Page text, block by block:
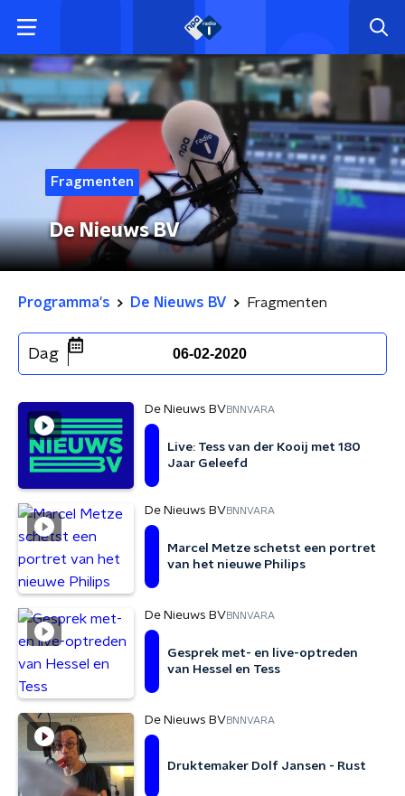
Fragmenten
De Nieuws BV
Programma's De Nieuws BV Fragmenten
Dag 06-02-2020
De Nieuws BVBNNVARA
Live: Tess van der Kooij met 180
Jaar Geleefd
De Nieuws BVBNNVARA
Marcel Metze schetst een portret
van het nieuwe Philips
De Nieuws BVBNNVARA
Gesprek met- en live-optreden
van Hessel en Tess
De Nieuws BVBNNVARA
Druktemaker Dolf Jansen - Rust